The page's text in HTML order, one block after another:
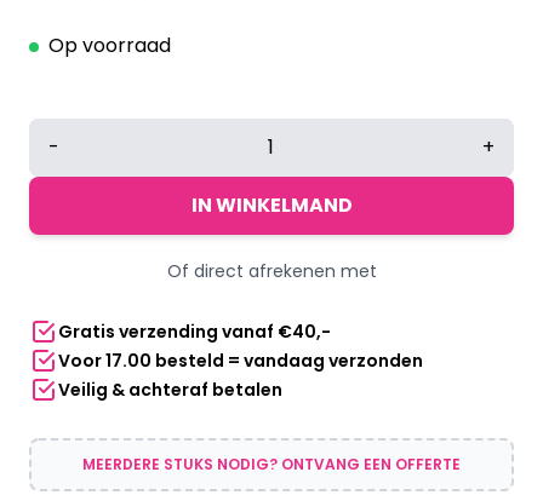
Op voorraad
Aquafresh
Mini-
- +
IN WINKELMAND
Of direct afrekenen met
Gratis verzending vanaf €40,-
Voor 17.00 besteld = vandaag verzonden
Veilig & achteraf betalen
MEERDERE STUKS NODIG? ONTVANG EEN OFFERTE